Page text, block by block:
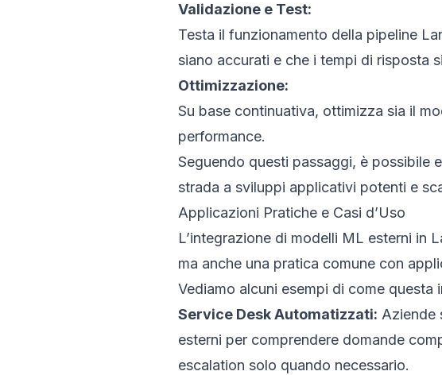
Validazione e Test:
Testa il funzionamento della pipeline
siano accurati e che i tempi di risposta
Ottimizzazione:
Su base continuativa, ottimizza sia il
performance.
Seguendo questi passaggi, è possibile
strada a sviluppi applicativi potenti e
Applicazioni Pratiche e Casi d’Uso
L’integrazione di modelli ML esterni in
ma anche una pratica comune con
Vediamo alcuni esempi di come
Service Desk Automatizzati: Aziende
esterni per comprendere domande
escalation solo quando necessario.